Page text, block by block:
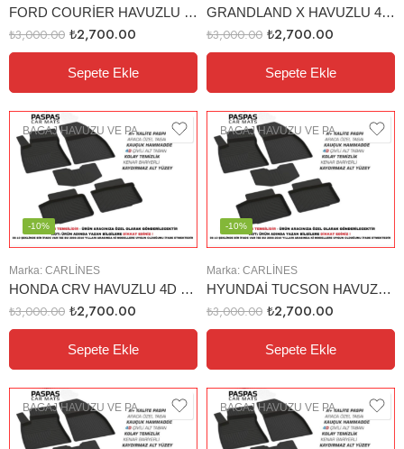
FORD COURİER HAVUZLU 4D PASPAS
₺3,000.00 ₺2,700.00
Sepete Ekle
GRANDLAND X HAVUZLU 4D PASPAS
₺3,000.00 ₺2,700.00
Sepete Ekle
BAGAJ HAVUZU VE PASPAS
Marka: CARLINES
HONDA CRV HAVUZLU 4D PASPAS (2013-2019)
-10%
₺3,000.00 ₺2,700.00
Sepete Ekle
BAGAJ HAVUZU VE PASPAS
Marka: CARLINES
HYUNDAİ TUCSON HAVUZLU 4D PASPAS (2019)
-10%
₺3,000.00 ₺2,700.00
Sepete Ekle
BAGAJ HAVUZU VE PASPAS BAGAJ HAVUZU VE PASPAS